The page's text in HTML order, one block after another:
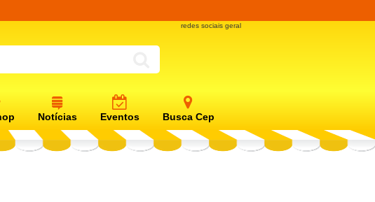
redes sociais geral
Notícias Eventos Busca Cep